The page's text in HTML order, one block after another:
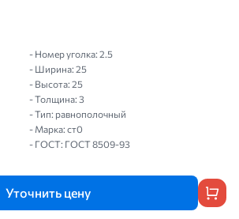
- Номер уголка: 2.5
- Ширина: 25
- Высота: 25
- Толщина: 3
- Тип: равнополочный
- Марка: ст0
- ГОСТ: ГОСТ 8509-93
Уточнить цену